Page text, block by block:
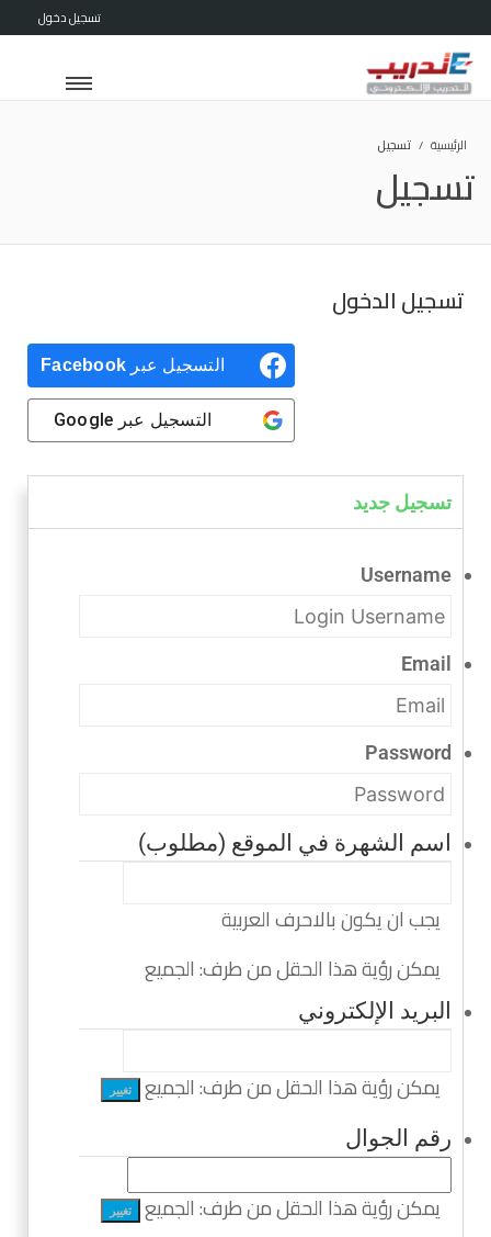
تسجيل دخول
الرئيسية تسجيل
تسجيل
تسجيل الدخول
التسجيل عبر Facebook
التسجيل عبر Google
تسجيل جديد
Username
Email
Password
اسم الشهرة في الموقع (مطلوب)
يجب ان يكون بالاحرف العربية
يمكن رؤية هذا الحقل من طرف:الجميع
البريد الإلكتروني
يمكن رؤية هذا الحقل من طرف:الجميع تغيير
رقم الجوال
يمكن رؤية هذا الحقل من طرف:الجميع تغيير